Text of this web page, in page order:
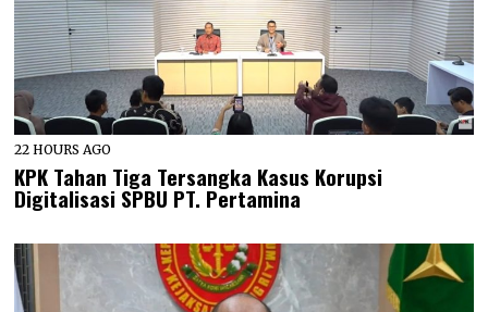
22 HOURS AGO
KPK Tahan Tiga Tersangka Kasus Korupsi
Digitalisasi SPBU PT. Pertamina